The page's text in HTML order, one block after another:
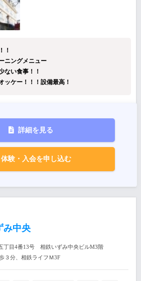
！
ニングメニュー
ない食事！！
ッケー！！！設備最高！
詳細を見る
体験・入会を申し込む
み中央
丁目4番13号 相鉄いずみ中央ビルM3階
３分、相鉄ライフＭ3F